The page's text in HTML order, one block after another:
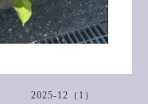
2025-12（1）